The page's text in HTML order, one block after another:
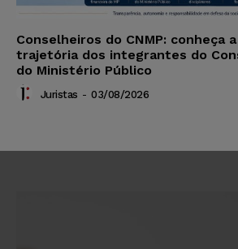
Conselheiros do CNMP: conheça
trajetória dos integrantes do
do Ministério Público
Juristas - 03/08/2026